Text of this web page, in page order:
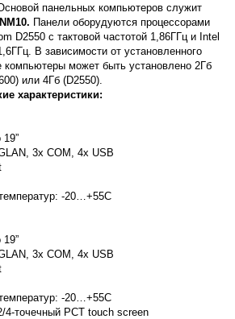
панельных компьютеров служит
Панели оборудуются процессорами
D2550 с тактовой частотой 1,86ГГц и Intel
В зависимости от установленного
компьютеры может быть установлено 2Гб
или 4Гб (D2550).
характеристики:
3x COM, 4x USB
-20…+55С
3x COM, 4x USB
-20…+55С
4-точечный PCT touch screen